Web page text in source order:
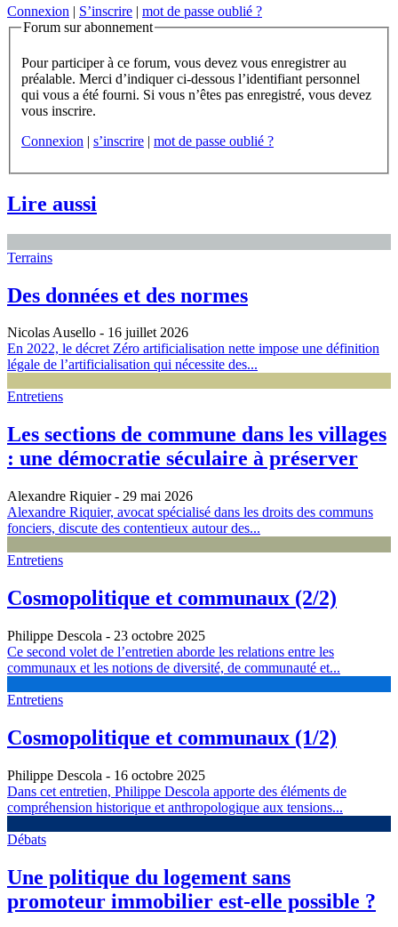
Connexion | S’inscrire | mot de passe oublié ?
Forum sur abonnement
Pour participer à ce forum, vous devez vous enregistrer au
préalable. Merci d’indiquer ci-dessous l’identifiant personnel
qui vous a été fourni. Si vous n’êtes pas enregistré, vous devez
vous inscrire.
Connexion | s’inscrire | mot de passe oublié ?
Lire aussi
Terrains
Des données et des normes
Nicolas Ausello - 16 juillet 2026
En 2022, le décret Zéro artificialisation nette impose une définition
légale de l’artificialisation qui nécessite des...
Entretiens
Les sections de commune dans les villages
: une démocratie séculaire à préserver
Alexandre Riquier- 29 mai 2026
Alexandre Riquier, avocat spécialisé dans les droits des communs
fonciers, discute des contentieux autour des...
Entretiens
Cosmopolitique et communaux (2/2)
Philippe Descola - 23 octobre 2025
Ce second volet de l’entretien aborde les relations entre les
communaux et les notions de diversité, de communauté et...
Entretiens
Cosmopolitique et communaux (1/2)
Philippe Descola - 16 octobre 2025
Dans cet entretien, Philippe Descola apporte des éléments de
compréhension historique et anthropologique aux tensions...
Débats
Une politique du logement sans
promoteur immobilier est-elle possible ?